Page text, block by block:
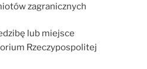
zagranicznych
lub miejsce
Rzeczypospolitej